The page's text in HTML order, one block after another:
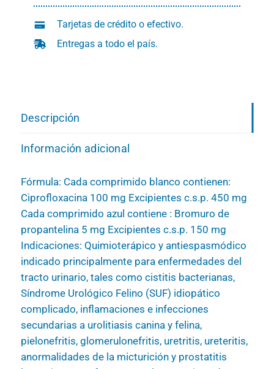
Tarjetas de crédito o efectivo.
Entregas a todo el país.
Descripción
Información adicional
Fórmula: Cada comprimido blanco contienen:
Ciprofloxacina 100 mg Excipientes c.s.p. 450 mg
Cada comprimido azul contiene : Bromuro de
propantelina 5 mg Excipientes c.s.p. 150 mg
Indicaciones: Quimioterápico y antiespasmódico
indicado principalmente para enfermedades del
tracto urinario, tales como cistitis bacterianas,
Síndrome Urológico Felino (SUF) idiopático
complicado, inflamaciones e infecciones
secundarias a urolitiasis canina y felina,
pielonefritis, glomerulonefritis, uretritis, ureteritis,
anormalidades de la micturición y prostatitis